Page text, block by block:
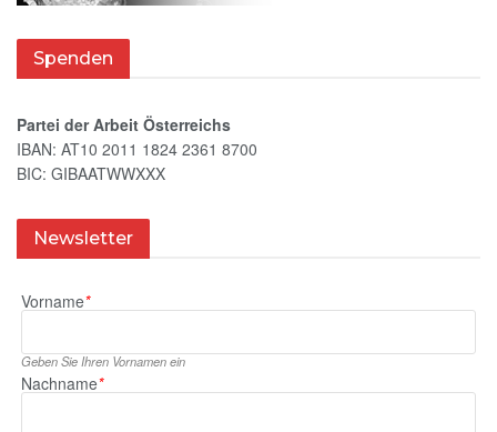
Spenden
Partei der Arbeit Österreichs
IBAN: AT10 2011 1824 2361 8700
BIC: GIBAATWWXXX
Newsletter
Vorname*
Geben Sie Ihren Vornamen ein
Nachname*